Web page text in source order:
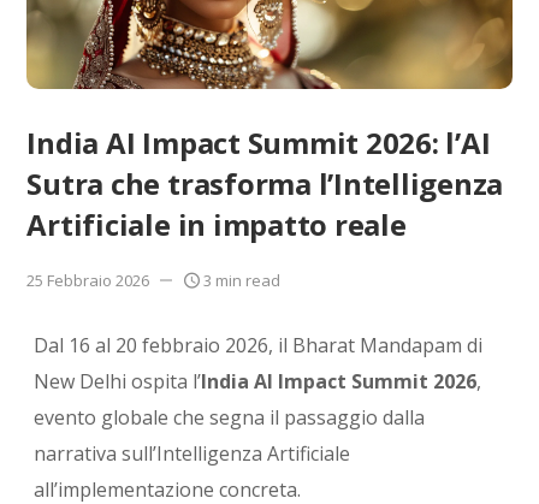
India AI Impact Summit 2026: l’AI
Sutra che trasforma l’Intelligenza
Artificiale in impatto reale
25 Febbraio 2026 3 min read
Dal 16 al 20 febbraio 2026, il Bharat Mandapam di
New Delhi ospita l’India AI Impact Summit 2026,
evento globale che segna il passaggio dalla
narrativa sull’Intelligenza Artificiale
all’implementazione concreta.